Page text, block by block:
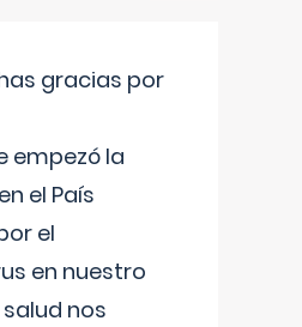
gracias por
empezó la
el País
el
en nuestro
nos